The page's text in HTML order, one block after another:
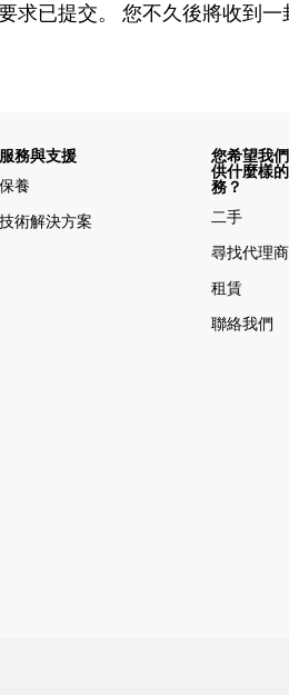
求已提交。 您不久後將收到
服務與支援
保養
技術解決方案
您希望我
供什麼樣
務？
二手
尋找代理商
租賃
聯絡我們